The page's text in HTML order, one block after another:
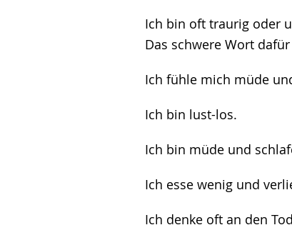
angezeigt.
Ich bin oft traurig oder
Das schwere Wort
Ich fühle mich müde
Ich bin lust-los.
Ich bin müde und
Ich esse wenig und
Ich denke oft an den